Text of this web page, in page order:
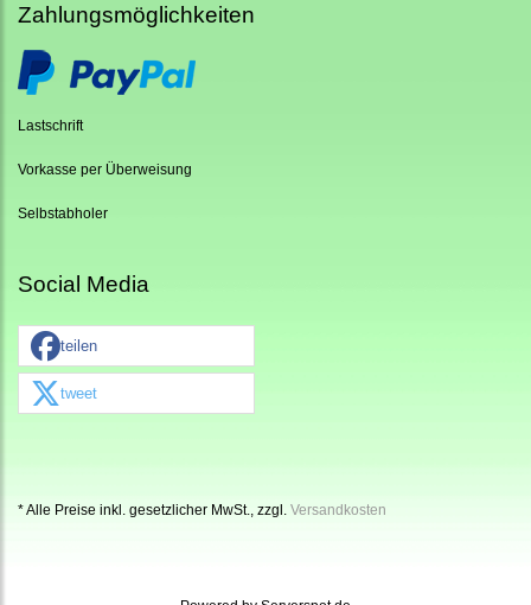
Zahlungsmöglichkeiten
Lastschrift
Vorkasse per Überweisung
Selbstabholer
Social Media
teilen
tweet
* Alle Preise inkl. gesetzlicher MwSt., zzgl. Versandkosten